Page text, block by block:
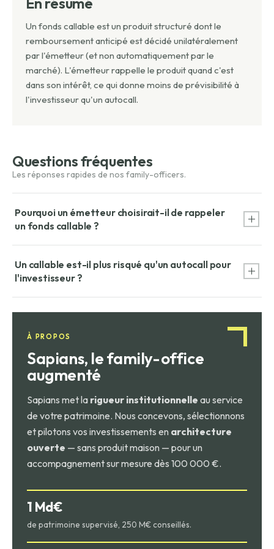
Un fonds callable est un produit structuré dont le
remboursement anticipé est décidé unilatéralement
par l'émetteur (et non automatiquement par le
marché). L'émetteur rappelle le produit quand c'est
dans son intérêt, ce qui donne moins de prévisibilité à
l'investisseur qu'un autocall.
Questions fréquentes
Pourquoi un émetteur choisirait-il de rappeler
un fonds callable ?
favorables : par exemple si les taux baissent et qu'il peut se
refinancer à moindre coût. L'investisseur récupère son
capital plus les gains, mais perd le rendement futur.
Un callable est-il plus risqué qu'un autocall pour
l'investisseur ?
rappelle quand c'est dans son intérêt, ce qui crée une
asymétrie : l'investisseur supporte le risque de baisse mais
ne bénéficie pas pleinement de la hausse.
À PROPOS
Sapians, le family-office
augmenté
Sapians met la rigueur institutionnelle au service
de votre patrimoine. Nous concevons, sélectionnons
et pilotons vos investissements en architecture
ouverte — sans produit maison — pour un
accompagnement sur mesure dès 100 000 €.
1 Md€
de patrimoine supervisé, 250 M€ conseillés.